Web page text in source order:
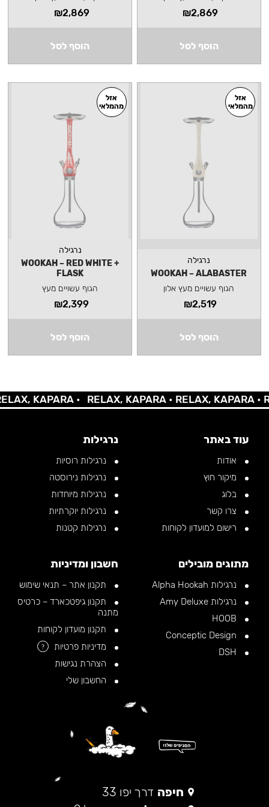
₪2,869
הוסף לסל
₪2,869
הוסף לסל
אזל
מהמלאי
נרגילה
WOOKAH – ALABASTER
הגוף עשויים מעץ אלון
₪2,519
הוסף לסל
אזל
מהמלאי
נרגילה
WOOKAH – RED WHITE +
FLASK
הגוף עשויים מעץ
₪2,399
הוסף לסל
KAPARA • RELAX, KAPARA •RELAX, KAPARA •
עוד באתר
אודות
מיקור חוץ
בלוג
צרו קשר
רישום למועדון לקוחות
נרגילות
נרגילות רוסיות
נרגילות נירוסטה
נרגילות מיוחדות
נרגילות יוקרתיות
נרגילות קטנות
מתוגים מובילים
נרגילות Alpha Hookah
נרגילות Amy Deluxe
חשבון ומדיניות
תקנון אתר – תנאי שימוש
תקנון גיפטכארד – כרטיס
מתנה
תקנון מועדון לקוחות
מדיניות פרטיות
?
הצהרת נגישות
החשבון שלי
חיפה דרך יפו 33